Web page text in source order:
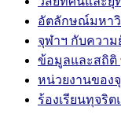
อัตลักษณ์มหาวิ
จุฬาฯ กับความ
ข้อมูลและสถิติ
หน่วยงานของ
ร้องเรียนทุจริ